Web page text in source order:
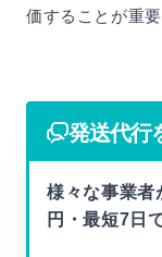
価することが重要
発送代行
様々な事業者
円・最短7日